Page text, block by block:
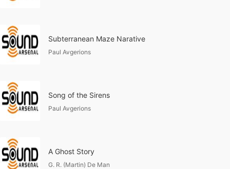
Subterranean Maze Narative
Paul Avgerions
Song of the Sirens
Paul Avgerions
A Ghost Story
G. R. (Martin) De Man